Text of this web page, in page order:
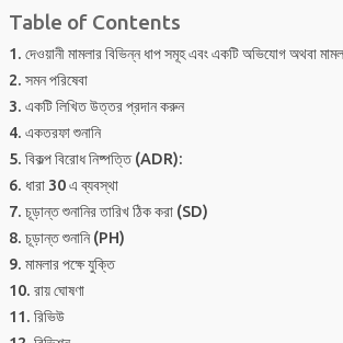
Table of Contents
দেওয়ানী মামলার বিভিন্ন ধাপ সমূহ এবং একটি অভিযোগ অথবা
সমন পরিষেবা
একটি লিখিত উত্তর প্রদান করুন
একতরফা শুনানি
বিকল্প বিরোধ নিষ্পত্তি (ADR):
ধারা 30 এ ব্যবস্থা
চূড়ান্ত শুনানির তারিখ ঠিক করা (SD)
চূড়ান্ত শুনানি (PH)
মামলার পক্ষে যুক্তি
রায় ঘোষণা
রিভিউ